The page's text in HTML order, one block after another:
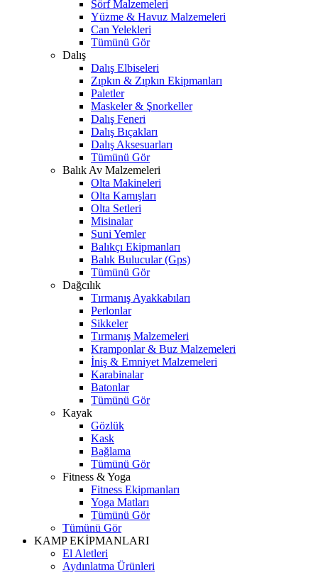
Sörf Malzemeleri
Yüzme & Havuz Malzemeleri
Can Yelekleri
Tümünü Gör
Dalış
Dalış Elbiseleri
Zıpkın & Zıpkın Ekipmanları
Paletler
Maskeler & Şnorkeller
Dalış Feneri
Dalış Bıçakları
Dalış Aksesuarları
Tümünü Gör
Balık Av Malzemeleri
Olta Makineleri
Olta Kamışları
Olta Setleri
Misinalar
Suni Yemler
Balıkçı Ekipmanları
Balık Bulucular (Gps)
Tümünü Gör
Dağcılık
Tırmanış Ayakkabıları
Perlonlar
Sikkeler
Tırmanış Malzemeleri
Kramponlar & Buz Malzemeleri
İniş & Emniyet Malzemeleri
Karabinalar
Batonlar
Tümünü Gör
Kayak
Gözlük
Kask
Bağlama
Tümünü Gör
Fitness & Yoga
Fitness Ekipmanları
Yoga Matları
Tümünü Gör
Tümünü Gör
KAMP EKİPMANLARI
El Aletleri
Aydınlatma Ürünleri